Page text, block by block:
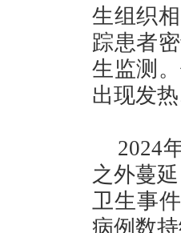
生组织
踪患者
生监测
出现发
2024
之外蔓
卫生事
病例数